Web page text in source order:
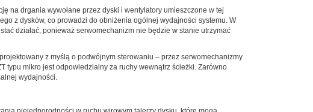
na drgania wywołane przez dyski i wentylatory umieszczone w tej
z dysków, co prowadzi do obniżenia ogólnej wydajności systemu. W
działać, ponieważ serwomechanizm nie będzie w stanie utrzymać
z myślą o podwójnym sterowaniu – przez serwomechanizmy
typu mikro jest odpowiedzialny za ruchy wewnątrz ścieżki. Zarówno
wydajności.